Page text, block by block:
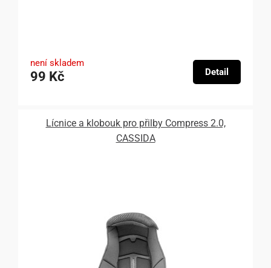
není skladem
99 Kč Detail
Lícnice a klobouk pro přilby Compress 2.0,
CASSIDA